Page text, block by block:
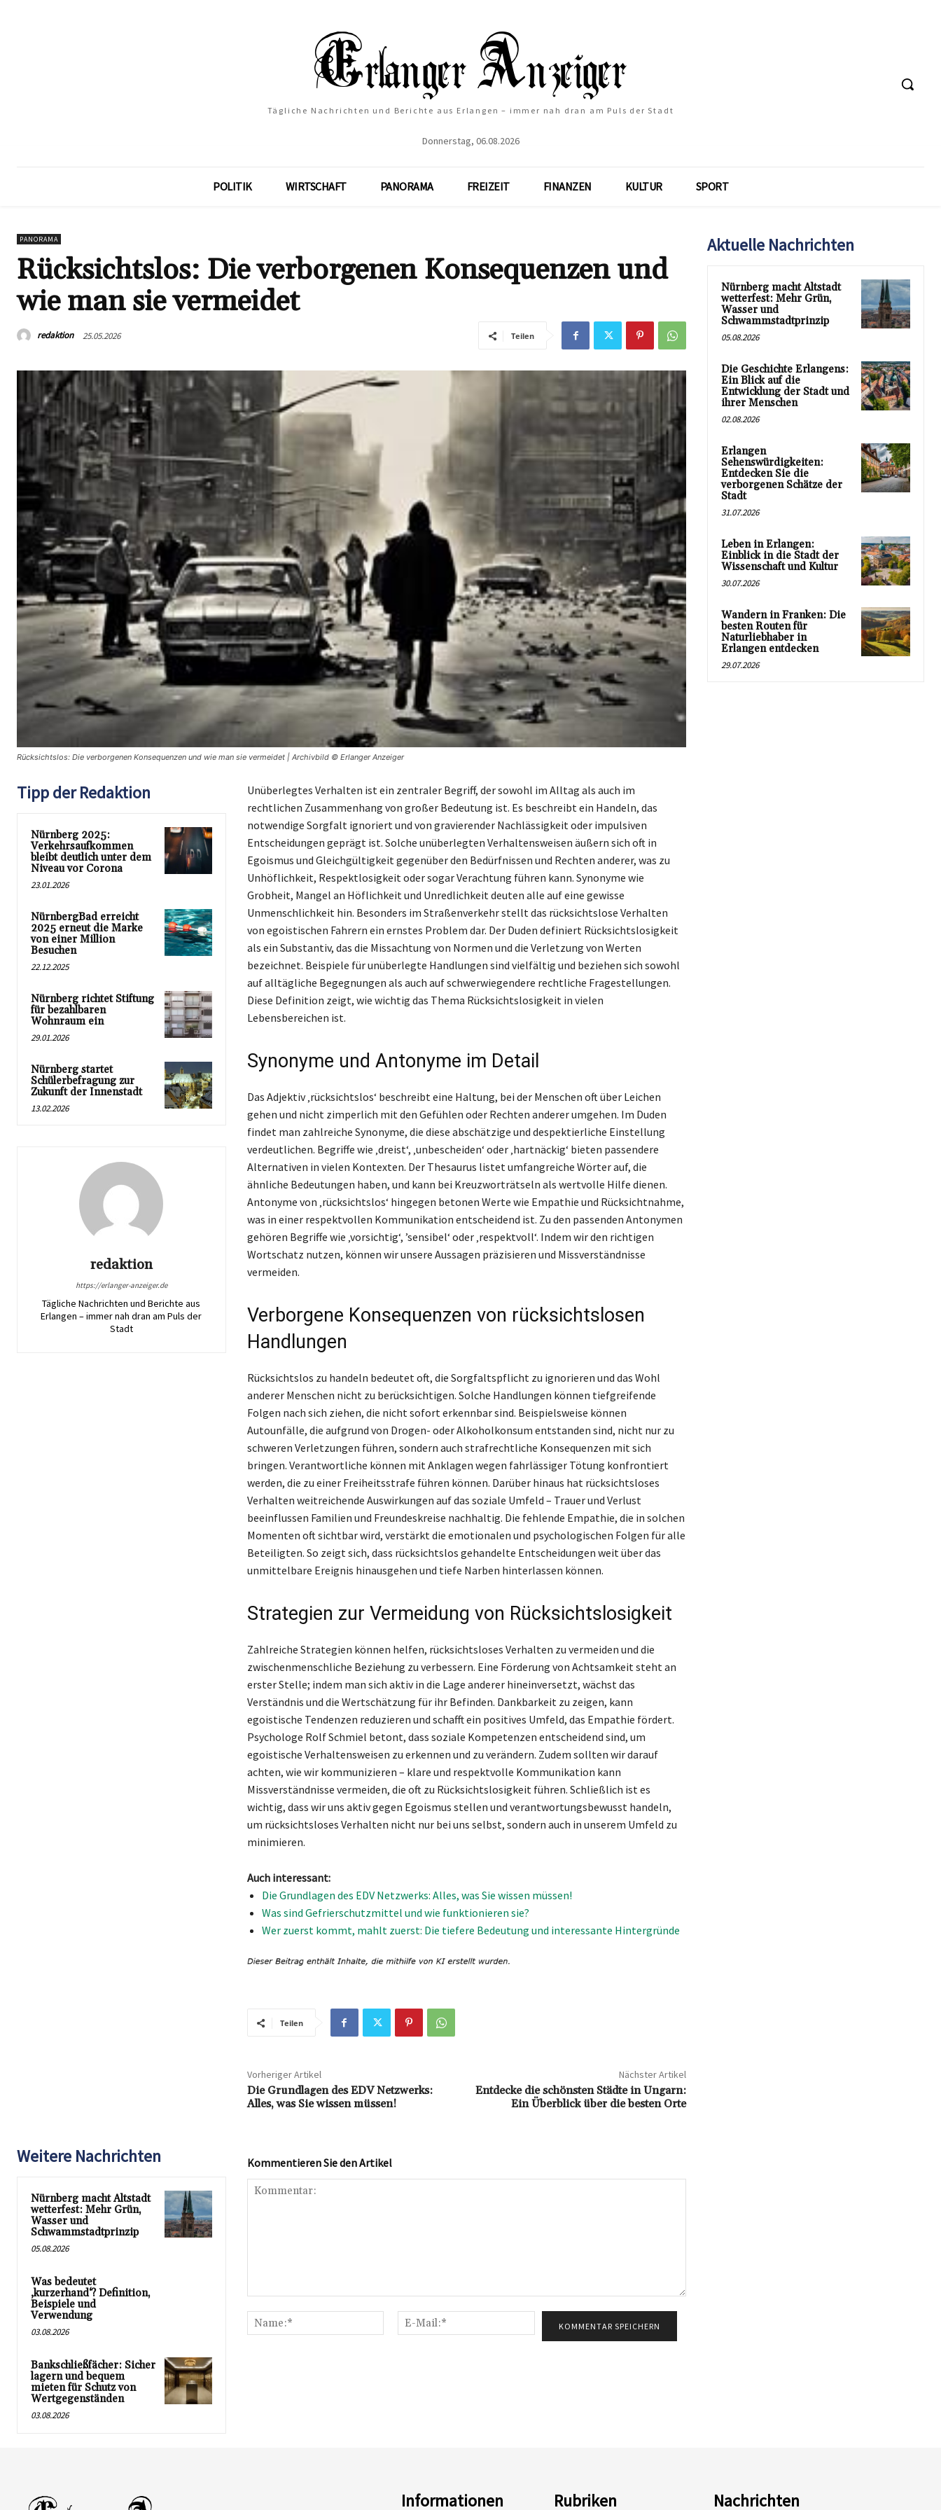
Tägliche Nachrichten und Berichte aus Erlangen – immer nah dran am Puls der Stadt
Donnerstag, 06.08.2026
POLITIK WIRTSCHAFT PANORAMA FREIZEIT FINANZEN KULTUR SPORT
PANORAMA
Rücksichtslos: Die verborgenen Konsequenzen und
wie man sie vermeidet
redaktion 25.05.2026 Teilen
Rücksichtslos: Die verborgenen Konsequenzen und wie man sie vermeidet | Archivbild © Erlanger Anzeiger
Tipp der Redaktion
Nürnberg 2025:
Verkehrsaufkommen
bleibt deutlich unter dem
Niveau vor Corona
23.01.2026
NürnbergBad erreicht
2025 erneut die Marke
von einer Million
Besuchen
22.12.2025
Nürnberg richtet Stiftung
für bezahlbaren
Wohnraum ein
29.01.2026
Nürnberg startet
Schülerbefragung zur
Zukunft der Innenstadt
13.02.2026
redaktion
https://erlanger-anzeiger.de
Tägliche Nachrichten und Berichte aus
Erlangen – immer nah dran am Puls der
Stadt
Unüberlegtes Verhalten ist ein zentraler Begriff, der sowohl im Alltag als auch im
rechtlichen Zusammenhang von großer Bedeutung ist. Es beschreibt ein Handeln, das
notwendige Sorgfalt ignoriert und von gravierender Nachlässigkeit oder impulsiven
Entscheidungen geprägt ist. Solche unüberlegten Verhaltensweisen äußern sich oft in
Egoismus und Gleichgültigkeit gegenüber den Bedürfnissen und Rechten anderer, was zu
Unhöflichkeit, Respektlosigkeit oder sogar Verachtung führen kann. Synonyme wie
Grobheit, Mangel an Höflichkeit und Unredlichkeit deuten alle auf eine gewisse
Unmenschlichkeit hin. Besonders im Straßenverkehr stellt das rücksichtslose Verhalten
von egoistischen Fahrern ein ernstes Problem dar. Der Duden definiert Rücksichtslosigkeit
als ein Substantiv, das die Missachtung von Normen und die Verletzung von Werten
bezeichnet. Beispiele für unüberlegte Handlungen sind vielfältig und beziehen sich sowohl
auf alltägliche Begegnungen als auch auf schwerwiegendere rechtliche Fragestellungen.
Diese Definition zeigt, wie wichtig das Thema Rücksichtslosigkeit in vielen
Lebensbereichen ist.
Synonyme und Antonyme im Detail
Das Adjektiv ‚rücksichtslos‘ beschreibt eine Haltung, bei der Menschen oft über Leichen
gehen und nicht zimperlich mit den Gefühlen oder Rechten anderer umgehen. Im Duden
findet man zahlreiche Synonyme, die diese abschätzige und despektierliche Einstellung
verdeutlichen. Begriffe wie ‚dreist‘, ‚unbescheiden‘ oder ‚hartnäckig‘ bieten passendere
Alternativen in vielen Kontexten. Der Thesaurus listet umfangreiche Wörter auf, die
ähnliche Bedeutungen haben, und kann bei Kreuzworträtseln als wertvolle Hilfe dienen.
Antonyme von ‚rücksichtslos‘ hingegen betonen Werte wie Empathie und Rücksichtnahme,
was in einer respektvollen Kommunikation entscheidend ist. Zu den passenden Antonymen
gehören Begriffe wie ‚vorsichtig‘, ’sensibel‘ oder ‚respektvoll‘. Indem wir den richtigen
Wortschatz nutzen, können wir unsere Aussagen präzisieren und Missverständnisse
vermeiden.
Verborgene Konsequenzen von rücksichtslosen
Handlungen
Rücksichtslos zu handeln bedeutet oft, die Sorgfaltspflicht zu ignorieren und das Wohl
anderer Menschen nicht zu berücksichtigen. Solche Handlungen können tiefgreifende
Folgen nach sich ziehen, die nicht sofort erkennbar sind. Beispielsweise können
Autounfälle, die aufgrund von Drogen- oder Alkoholkonsum entstanden sind, nicht nur zu
schweren Verletzungen führen, sondern auch strafrechtliche Konsequenzen mit sich
bringen. Verantwortliche können mit Anklagen wegen fahrlässiger Tötung konfrontiert
werden, die zu einer Freiheitsstrafe führen können. Darüber hinaus hat rücksichtsloses
Verhalten weitreichende Auswirkungen auf das soziale Umfeld – Trauer und Verlust
beeinflussen Familien und Freundeskreise nachhaltig. Die fehlende Empathie, die in solchen
Momenten oft sichtbar wird, verstärkt die emotionalen und psychologischen Folgen für alle
Beteiligten. So zeigt sich, dass rücksichtslos gehandelte Entscheidungen weit über das
unmittelbare Ereignis hinausgehen und tiefe Narben hinterlassen können.
Strategien zur Vermeidung von Rücksichtslosigkeit
Zahlreiche Strategien können helfen, rücksichtsloses Verhalten zu vermeiden und die
zwischenmenschliche Beziehung zu verbessern. Eine Förderung von Achtsamkeit steht an
erster Stelle; indem man sich aktiv in die Lage anderer hineinversetzt, wächst das
Verständnis und die Wertschätzung für ihr Befinden. Dankbarkeit zu zeigen, kann
egoistische Tendenzen reduzieren und schafft ein positives Umfeld, das Empathie fördert.
Psychologe Rolf Schmiel betont, dass soziale Kompetenzen entscheidend sind, um
egoistische Verhaltensweisen zu erkennen und zu verändern. Zudem sollten wir darauf
achten, wie wir kommunizieren – klare und respektvolle Kommunikation kann
Missverständnisse vermeiden, die oft zu Rücksichtslosigkeit führen. Schließlich ist es
wichtig, dass wir uns aktiv gegen Egoismus stellen und verantwortungsbewusst handeln,
um rücksichtsloses Verhalten nicht nur bei uns selbst, sondern auch in unserem Umfeld zu
minimieren.
Auch interessant:
Die Grundlagen des EDV Netzwerks: Alles, was Sie wissen müssen!
Was sind Gefrierschutzmittel und wie funktionieren sie?
Wer zuerst kommt, mahlt zuerst: Die tiefere Bedeutung und interessante Hintergründe
Teilen
Vorheriger Artikel
Die Grundlagen des EDV Netzwerks:
Alles, was Sie wissen müssen!
Nächster Artikel
Entdecke die schönsten Städte in Ungarn:
Ein Überblick über die besten Orte
Weitere Nachrichten
Nürnberg macht Altstadt
wetterfest: Mehr Grün,
Wasser und
Schwammstadtprinzip
05.08.2026
Was bedeutet
‚kurzerhand‘? Definition,
Beispiele und
Verwendung
03.08.2026
Bankschließfächer: Sicher
lagern und bequem
mieten für Schutz von
Wertgegenständen
03.08.2026
Kommentieren Sie den Artikel
Name:*
Mail:*
Aktuelle Nachrichten
Nürnberg macht Altstadt
wetterfest: Mehr Grün,
Wasser und
Schwammstadtprinzip
05.08.2026
Die Geschichte Erlangens:
Ein Blick auf die
Entwicklung der Stadt und
ihrer Menschen
02.08.2026
Erlangen
Sehenswürdigkeiten:
Entdecken Sie die
verborgenen Schätze der
Stadt
31.07.2026
Leben in Erlangen:
Einblick in die Stadt der
Wissenschaft und Kultur
30.07.2026
Wandern in Franken: Die
besten Routen für
Naturliebhaber in
Erlangen entdecken
29.07.2026
Informationen Rubriken Nachrichten